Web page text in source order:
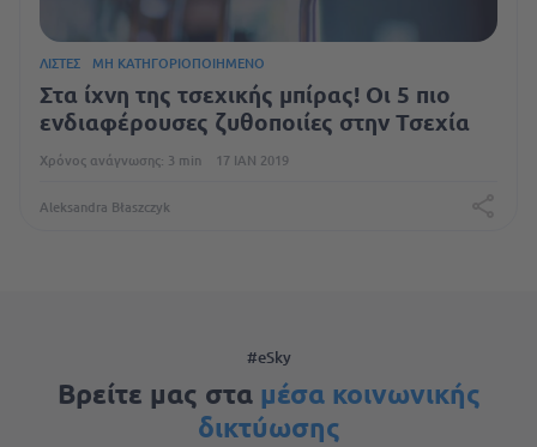
ΛΊΣΤΕΣ ΜΗ ΚΑΤΗΓΟΡΙΟΠΟΙΗΜΈΝΟ
Στα ίχνη της τσεχικής μπίρας! Οι 5 πιο
ενδιαφέρουσες ζυθοποιίες στην Τσεχία
Χρόνος ανάγνωσης: 3 min 17 ΙΑΝ 2019
Aleksandra Błaszczyk
#eSky
Βρείτε μας στα μέσα κοινωνικής
δικτύωσης